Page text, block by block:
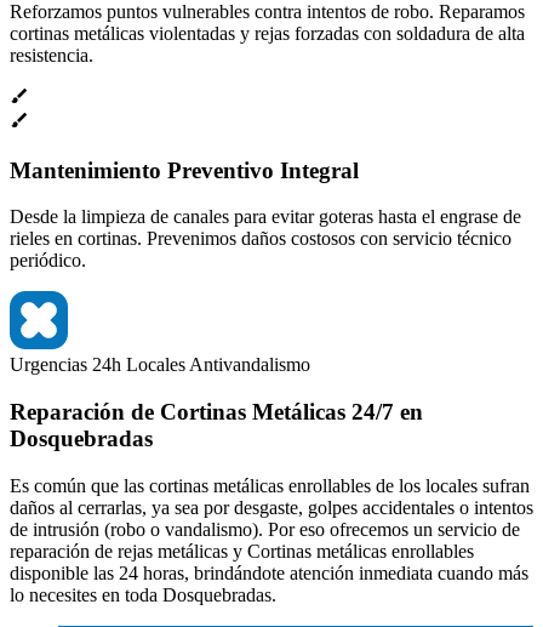
Reforzamos puntos vulnerables contra intentos de robo. Reparamos
cortinas metálicas violentadas y rejas forzadas con soldadura de alta
resistencia.
Mantenimiento Preventivo Integral
Desde la limpieza de canales para evitar goteras hasta el engrase de
rieles en cortinas. Prevenimos daños costosos con servicio técnico
periódico.
Urgencias 24h LocalesAntivandalismo
Reparación de Cortinas Metálicas 24/7 en
Dosquebradas
Es común que las cortinas metálicas enrollables de los locales sufran
daños al cerrarlas, ya sea por desgaste, golpes accidentales o intentos
de intrusión (robo o vandalismo). Por eso ofrecemos un servicio de
reparación de rejas metálicas y Cortinas metálicas enrollables
disponible las 24 horas, brindándote atención inmediata cuando más
lo necesites en toda Dosquebradas.